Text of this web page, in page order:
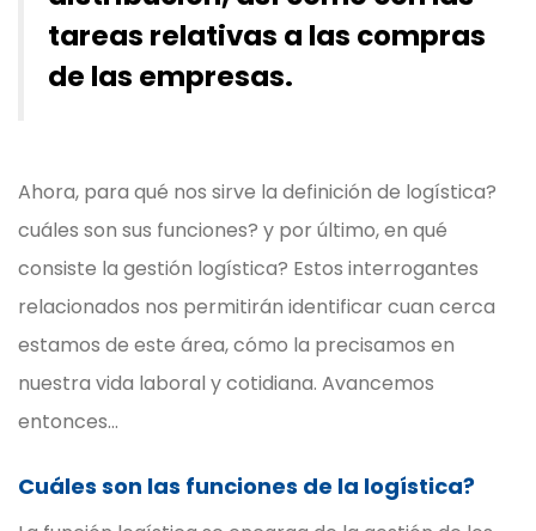
tareas relativas a las compras
de las empresas.
Ahora, para qué nos sirve la definición de logística?
cuáles son sus funciones? y por último, en qué
consiste la gestión logística? Estos interrogantes
relacionados nos permitirán identificar cuan cerca
estamos de este área, cómo la precisamos en
nuestra vida laboral y cotidiana. Avancemos
entonces…
Cuáles son las funciones de la logística?